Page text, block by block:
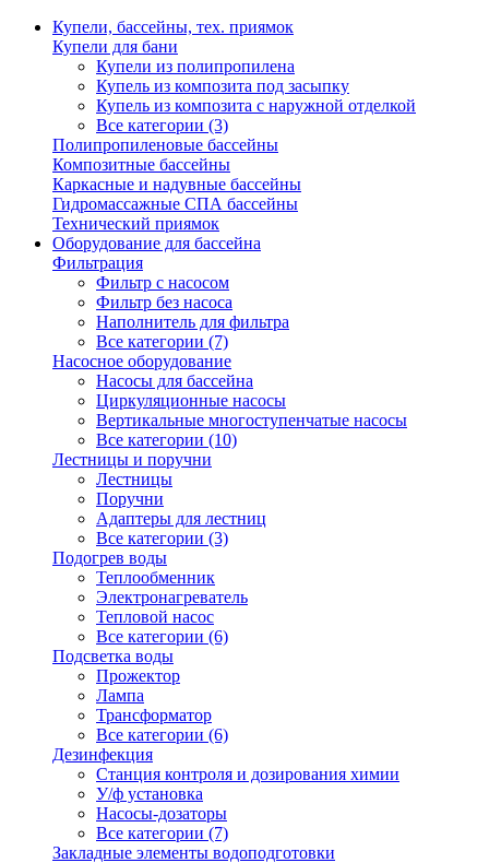
Купели, бассейны, тех. приямок
Купели для бани
Купели из полипропилена
Купель из композита под засыпку
Купель из композита с наружной отделкой
Все категории (3)
Полипропиленовые бассейны
Композитные бассейны
Каркасные и надувные бассейны
Гидромассажные СПА бассейны
Технический приямок
Оборудование для бассейна
Фильтрация
Фильтр с насосом
Фильтр без насоса
Наполнитель для фильтра
Все категории (7)
Насосное оборудование
Насосы для бассейна
Циркуляционные насосы
Вертикальные многоступенчатые насосы
Все категории (10)
Лестницы и поручни
Лестницы
Поручни
Адаптеры для лестниц
Все категории (3)
Подогрев воды
Теплообменник
Электронагреватель
Тепловой насос
Все категории (6)
Подсветка воды
Прожектор
Лампа
Трансформатор
Все категории (6)
Дезинфекция
Станция контроля и дозирования химии
У/ф установка
Насосы-дозаторы
Все категории (7)
Закладные элементы водоподготовки